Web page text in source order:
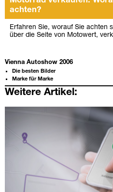
achten?
Erfahren Sie, worauf Sie achten
über die Seite von Motowert,
Vienna Autoshow 2006
Die besten Bilder
Marke für Marke
Weitere Artikel: